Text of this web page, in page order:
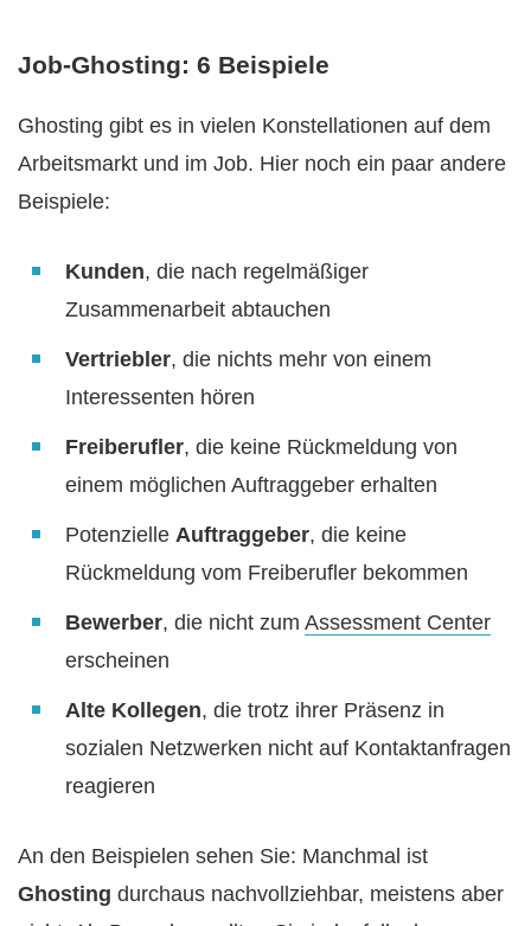
Job-Ghosting: 6 Beispiele
Ghosting gibt es in vielen Konstellationen auf dem
Arbeitsmarkt und im Job. Hier noch ein paar andere
Beispiele:
Kunden, die nach regelmäßiger
Zusammenarbeit abtauchen
Vertriebler, die nichts mehr von einem
Interessenten hören
Freiberufler, die keine Rückmeldung von
einem möglichen Auftraggeber erhalten
Potenzielle Auftraggeber, die keine
Rückmeldung vom Freiberufler bekommen
Bewerber, die nicht zum Assessment Center
erscheinen
Alte Kollegen, die trotz ihrer Präsenz in
sozialen Netzwerken nicht auf Kontaktanfragen
reagieren
An den Beispielen sehen Sie: Manchmal ist
Ghosting durchaus nachvollziehbar, meistens aber